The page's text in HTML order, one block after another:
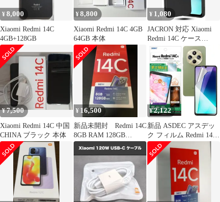
¥8,000
Xiaomi Redmi 14C
4GB+128GB
¥8,800
Xiaomi Redmi 14C 4GB
64GB 本体
¥ 1,080
JACRON 対応 Xiaomi
Redmi 14C ケース
Redmi14C スマホケース
シリコン オッポ リノ
耐衝撃 ソフト 黒 薄型
ストラップホール付き
アク カバー ブラック
(TMK-UCI-862)
¥7,500
Xiaomi Redmi 14C 中国
CHINA ブラック 本体
¥ 16,500
新品未開封 Redmi 14C
8GB RAM 128GB
ROMSIMフリー
¥2,122
新品 ASDEC アスデッ
ク フィルム Redmi 14C
用 光沢 カメラ保護 割
れない 日本製 クリア
指紋防止 防汚 気泡消
失/ASH-MIR14C-Z